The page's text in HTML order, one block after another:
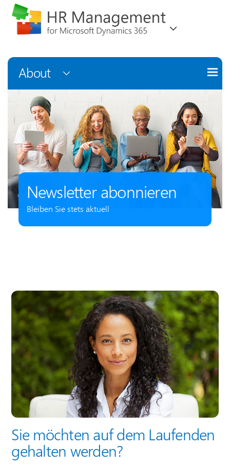
About
Newsletter abonnieren
Bleiben Sie stets aktuell
Sie möchten auf dem Laufenden
gehalten werden?